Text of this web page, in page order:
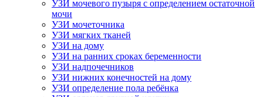
УЗИ мочевого пузыря с определением остаточной
мочи
УЗИ мочеточника
УЗИ мягких тканей
УЗИ на дому
УЗИ на ранних сроках беременности
УЗИ надпочечников
УЗИ нижних конечностей на дому
УЗИ определение пола ребёнка